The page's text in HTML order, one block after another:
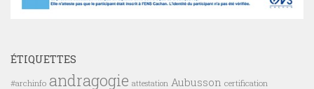
ÉTIQUETTES
#archinfo andragogie attestation Aubusson certification